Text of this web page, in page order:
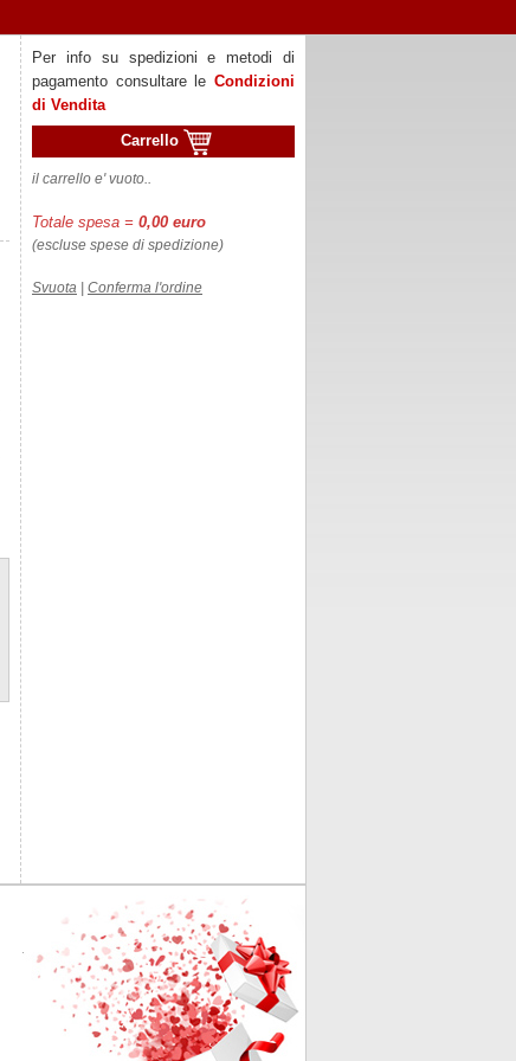
Per info su spedizioni e metodi di
pagamento consultare le Condizioni
di Vendita
Carrello
il carrello e' vuoto..
Totale spesa = 0,00 euro
(escluse spese di spedizione)
Svuota Conferma l'ordine